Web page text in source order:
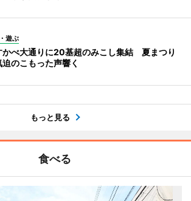
遊ぶ
かべ大通りに20基超のみこし集結 夏まつり
迫のこもった声響く
もっと見る
食べる